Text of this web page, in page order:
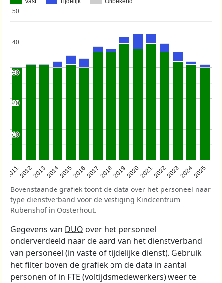
Vast Tijdelijk Onbekend
201120122013201420152016201720182019202020212022202320242025
10
10
20
20
30
30
40
40
50
50
Bovenstaande grafiek toont de data over het personeel naar
type dienstverband voor de vestiging Kindcentrum
Rubenshof in Oosterhout.
Gegevens van DUO over het personeel
onderverdeeld naar de aard van het dienstverband
van personeel (in vaste of tijdelijke dienst). Gebruik
het filter boven de grafiek om de data in aantal
personen of in FTE (voltijdsmedewerkers) weer te